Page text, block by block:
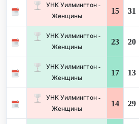
УНК Уилмингтон -
Женщины
15 31
УНК Уилмингтон -
Женщины
23 20
УНК Уилмингтон -
Женщины
17 13
УНК Уилмингтон -
Женщины
14 29